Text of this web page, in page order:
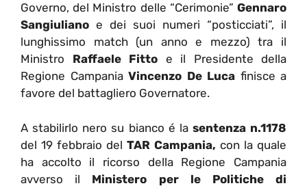
Governo, del Ministro delle “Cerimonie” Gennaro
Sangiuliano e dei suoi numeri “posticciati”, il
lunghissimo match (un anno e mezzo) tra il
Ministro Raffaele Fitto e il Presidente della
Regione Campania Vincenzo De Luca finisce a
favore del battagliero Governatore.
A stabilirlo nero su bianco é lasentenza n.1178
del 19 febbraio del TAR Campania, con la quale
ha accolto il ricorso della Regione Campania
avverso il Ministero per le Politiche di